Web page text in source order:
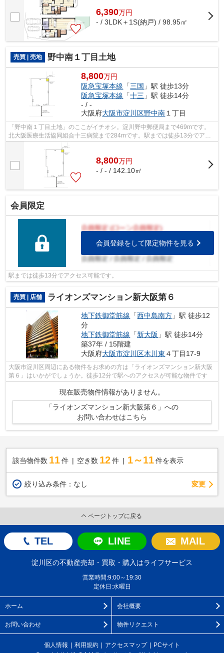
6,390万円
- / 3LDK＋1S(納戸) / 98.95㎡
売買 | 売地 野中南１丁目土地
8,800万円
阪急宝塚本線 「三国 」駅 徒歩13分
阪急宝塚本線 「十三 」駅 徒歩14分
- / -
大阪府大阪市淀川区野中南 １丁目
「野中南１丁目土地」のここがイチオシ。淀川野中郵便局まで469mです。
北大阪医療生活協同組合十三病院まで284mです。駅までは徒歩13分でアク
セス可能です。知識豊富なスタッフが揃っ...
8,800万円
- / - / 142.10㎡
会員限定
会員登録をして限定物件を見る
駅までは徒歩13分でアクセス可能です。
売買 | 店舗 ライオンズマンション新大阪第６
地下鉄御堂筋線 「西中島南方 」駅 徒歩12
分
地下鉄御堂筋線 「新大阪 」駅 徒歩14分
築37年 / 15階建
大阪府大阪市淀川区木川東 ４丁目17-9
大阪市淀川区周辺にある物件をお求めの方は「ライオンズマンション新大阪
第６」はいかがでしょうか。徒歩12分で駅へのアクセスが可能な物件です
現在販売物件情報がありません。
「ライオンズマンション新大阪第６」への
お問い合わせはこちら
該当物件数 11件 空き数 12 件 1～11 件を表示
絞り込み条件： なし 変更
ページトップに戻る
TEL LINE MAIL
淀川区の不動産売却・買取・購入はライフサービス
営業時間:9:00～19:30
定休日:水曜日
ホーム 会社概要
お問い合わせ 物件リクエスト
個人情報 利用規約 アクセスマップ
PCサイト